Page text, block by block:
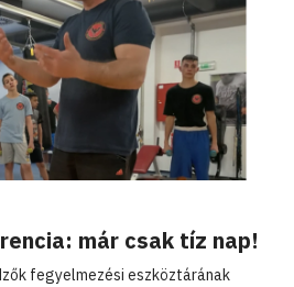
már csak tíz nap!
fegyelmezési eszköztárának